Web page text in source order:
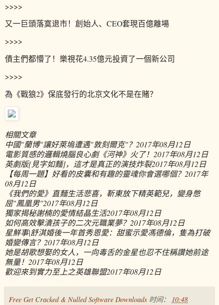
>>>>
又一巨頭落寞退市！創始人、CEO套現百億離場
>>>>
債主們都懵了！樂視花4.35億元投資了一個新公司
>>>>
為《戰狼2》保底發行的北京文化不是在賭？
相關文章
中國"蘭博"讓好萊塢遭遇"敦刻爾克"？ 2017年08月12日
電影質感的邏輯燒腦良心劇《河神》火了！ 2017年08月12日
英劇版[見字如麵]，這才是真正的演技炸裂2017年08月12日
【每周一題】好看的皮囊和有趣的靈魂你會選哪個？ 2017年
08月12日
《我們的愛》直麵生活悲喜，靳東放下精英範兒，變身憋
屈"鳳凰男"2017年08月12日
獨家揭秘謝楠的愛情結晶生活2017年08月12日
如何高效擊潰孩子的二次元職業夢？ 2017年08月12日
星鮮事|舒淇婚後一年首秀恩愛：甜蜜示愛馮德倫，隻為打破
婚變傳言？ 2017年08月12日
她是胡歌想娶的女人，一向毒舌的金星也忍不住稱讚她前途
無量！ 2017年08月12日
歡迎來到實力至上之英雄聯盟2017年08月12日
Free Get Cracked & Nulled Software Downloads 时间： 10:48